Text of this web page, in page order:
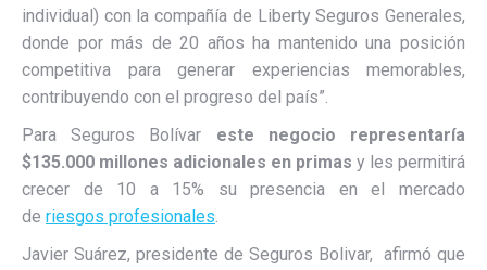
individual) con la compañía de Liberty Seguros Generales,
donde por más de 20 años ha mantenido una posición
competitiva para generar experiencias memorables,
contribuyendo con el progreso del país”.
Para Seguros Bolívar este negocio representaría
$135.000 millones adicionales en primas y les permitirá
crecer de 10 a 15% su presencia en el mercado
de riesgos profesionales.
Javier Suárez, presidente de Seguros Bolivar, afirmó que